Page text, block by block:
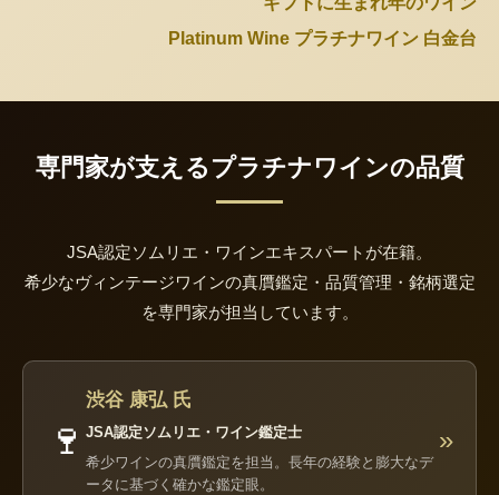
Platinum Wine プラチナワイン 白金台
専門家が支えるプラチナワインの品質
JSA認定ソムリエ・ワインエキスパートが在籍。
希少なヴィンテージワインの真贋鑑定・品質管理・銘柄選定
を専門家が担当しています。
🍷
渋谷 康弘 氏
JSA認定ソムリエ・ワイン鑑定士
希少ワインの真贋鑑定を担当。長年の経験と膨大なデ
ータに基づく確かな鑑定眼。
»